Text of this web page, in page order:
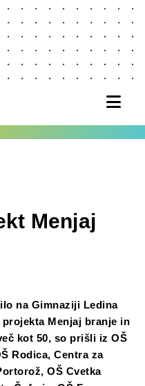
Menjaj
na Gimnaziji Ledina
Menjaj branje in
kot 50, so prišli iz OŠ
Rodica, Centra za
OŠ Cvetka